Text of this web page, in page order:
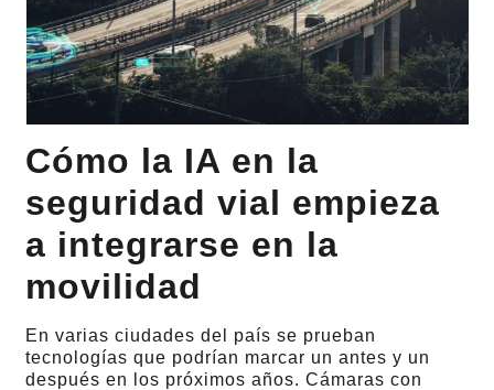
Cómo la IA en la
seguridad vial empieza
a integrarse en la
movilidad
En varias ciudades del país se prueban
tecnologías que podrían marcar un antes y un
después en los próximos años. Cámaras con